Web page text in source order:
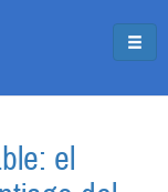
el